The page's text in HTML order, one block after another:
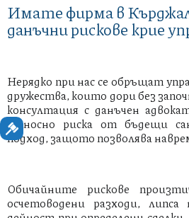
Имате фирма в
данъчни рискове крие
Нерядко при нас се обръщат
дружества, които дори без
консултация с данъчен
относно риска от бъдещи
подход, защото позволява
Обичайните рискове
осчетоводени разходи, липса